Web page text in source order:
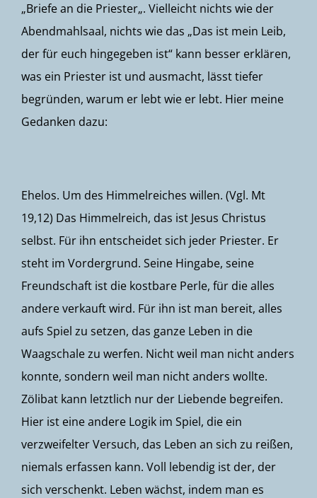
„Briefe an die Priester„. Vielleicht nichts wie der
Abendmahlsaal, nichts wie das „Das ist mein Leib,
der für euch hingegeben ist“ kann besser erklären,
was ein Priester ist und ausmacht, lässt tiefer
begründen, warum er lebt wie er lebt. Hier meine
Gedanken dazu:
Ehelos. Um des Himmelreiches willen. (Vgl. Mt
19,12) Das Himmelreich, das ist Jesus Christus
selbst. Für ihn entscheidet sich jeder Priester. Er
steht im Vordergrund. Seine Hingabe, seine
Freundschaft ist die kostbare Perle, für die alles
andere verkauft wird. Für ihn ist man bereit, alles
aufs Spiel zu setzen, das ganze Leben in die
Waagschale zu werfen. Nicht weil man nicht anders
konnte, sondern weil man nicht anders wollte.
Zölibat kann letztlich nur der Liebende begreifen.
Hier ist eine andere Logik im Spiel, die ein
verzweifelter Versuch, das Leben an sich zu reißen,
niemals erfassen kann. Voll lebendig ist der, der
sich verschenkt. Leben wächst, indem man es